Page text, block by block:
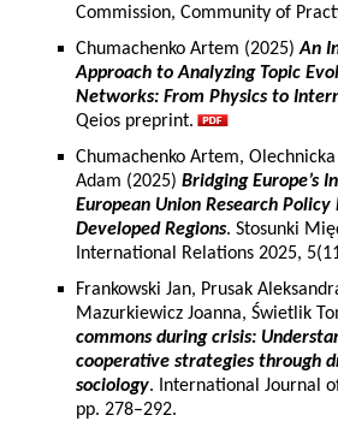
Commission, Community of
Chumachenko Artem (2025)An
Approach to Analyzing Topic
Networks: From Physics to
Qeios preprint.
Chumachenko Artem, Olechnicka
Adam (2025) Bridging Europe’s
European Union Research
Developed Regions. Stosunki
International Relations 2025,
Frankowski Jan, Prusak
Mazurkiewicz Joanna, Świetlik
commons during crisis:
cooperative strategies through
sociology. International Journal
pp. 278–292.